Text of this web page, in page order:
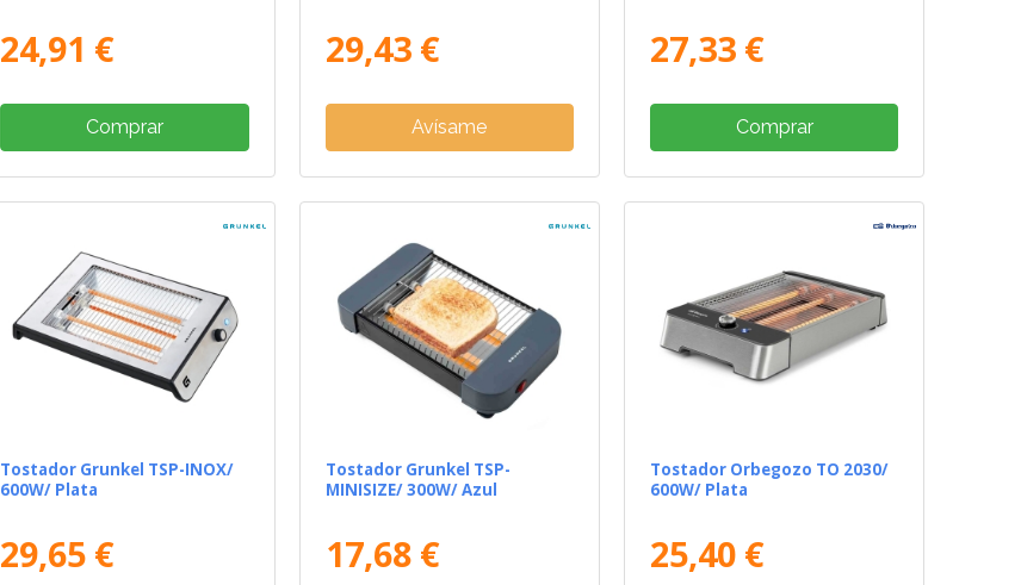
24,91 €
Comprar
29,43 €
Avísame
27,33 €
Comprar
Tostador Grunkel TSP-INOX/
600W/ Plata
29,65 €
Tostador Grunkel TSP-
MINISIZE/ 300W/ Azul
17,68 €
Tostador Orbegozo TO 2030/
600W/ Plata
25,40 €